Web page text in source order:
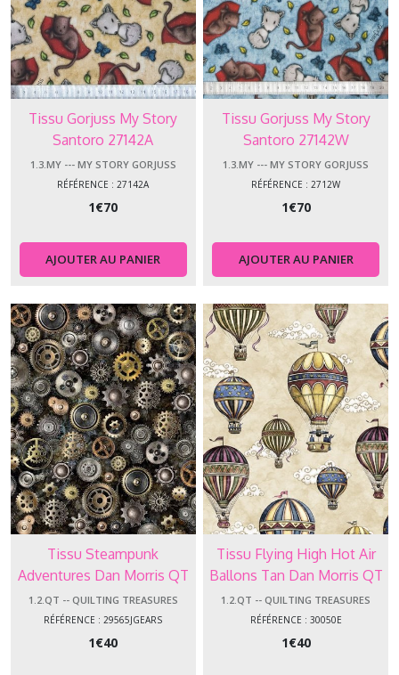
Tissu Gorjuss My Story
Santoro 27142A
1.3.MY --- MY STORY GORJUSS
RÉFÉRENCE : 27142A
1€70
AJOUTER AU PANIER
Tissu Gorjuss My Story
Santoro 27142W
1.3.MY --- MY STORY GORJUSS
RÉFÉRENCE : 2712W
1€70
AJOUTER AU PANIER
Tissu Steampunk
Adventures Dan Morris QT
Fabrics 29565 J Black Gears
1.2.QT -- QUILTING TREASURES
RÉFÉRENCE : 29565JGEARS
1€40
Tissu Flying High Hot Air
Ballons Tan Dan Morris QT
Fabrics 30050E
1.2.QT -- QUILTING TREASURES
RÉFÉRENCE : 30050E
1€40